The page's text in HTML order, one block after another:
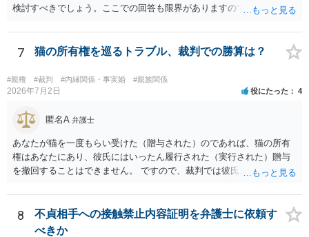
検討すべきでしょう。ここでの回答も限界がありますので、とりあえ
7 猫の所有権を巡るトラブル、裁判での勝算は？
#親権 #裁判 #内縁関係・事実婚 #親族関係
2026年7月2日 役にたった 4
匿名A 弁護士
あなたが猫を一度もらい受けた（贈与された）のであれば、猫の所有
権はあなたにあり、彼氏にはいったん履行された（実行された）贈与
を撤回することはできません。 ですので、裁判では彼氏が勝つことは
の事情からははっきりしませんので、早めに弁護士に面談相談する方
がいいでしょう。 場合によっては弁護士名で通知等出してもらうほう
がいいかもしれません。
8
不貞相手への接触禁止内容証明を弁護士に依頼す
べきか